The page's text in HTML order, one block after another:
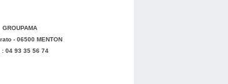
GROUPAMA
- 06500 MENTON
: 04 93 35 56 74